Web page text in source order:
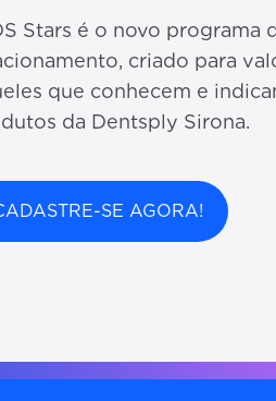
Stars é o novo programa
criado para
que conhecem e
da Dentsply Sirona.
SE AGORA!